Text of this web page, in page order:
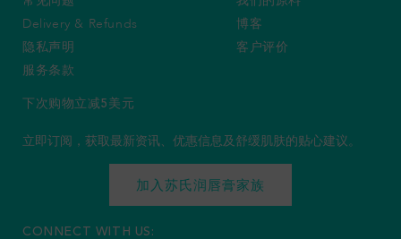
下次购物立减5美元
立即订阅，获取最新资讯、优惠信息及舒缓肌肤的贴心建议。
加入苏氏润唇膏家族
CONNECT WITH US:
Delivery & Refunds
隐私声明
服务条款
博客
客户评价